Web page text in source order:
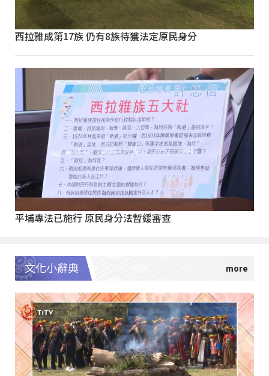
西拉雅成第17族 仍有8族待獲法定原民身分
平埔專法已施行 原民身分法暫緩審查
文化小辭典